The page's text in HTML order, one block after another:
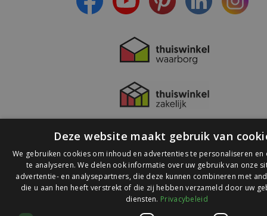
© 2026 Ledlichtdiscounter.nl
Deze website maakt gebruik van
We gebruiken cookies om inhoud en advertenties te personaliseren en
te analyseren. We delen ook informatie over uw gebruik van onze
advertentie- en analysepartners, die deze kunnen combineren met
die u aan hen heeft verstrekt of die zij hebben verzameld door uw
diensten. Privacybeleid